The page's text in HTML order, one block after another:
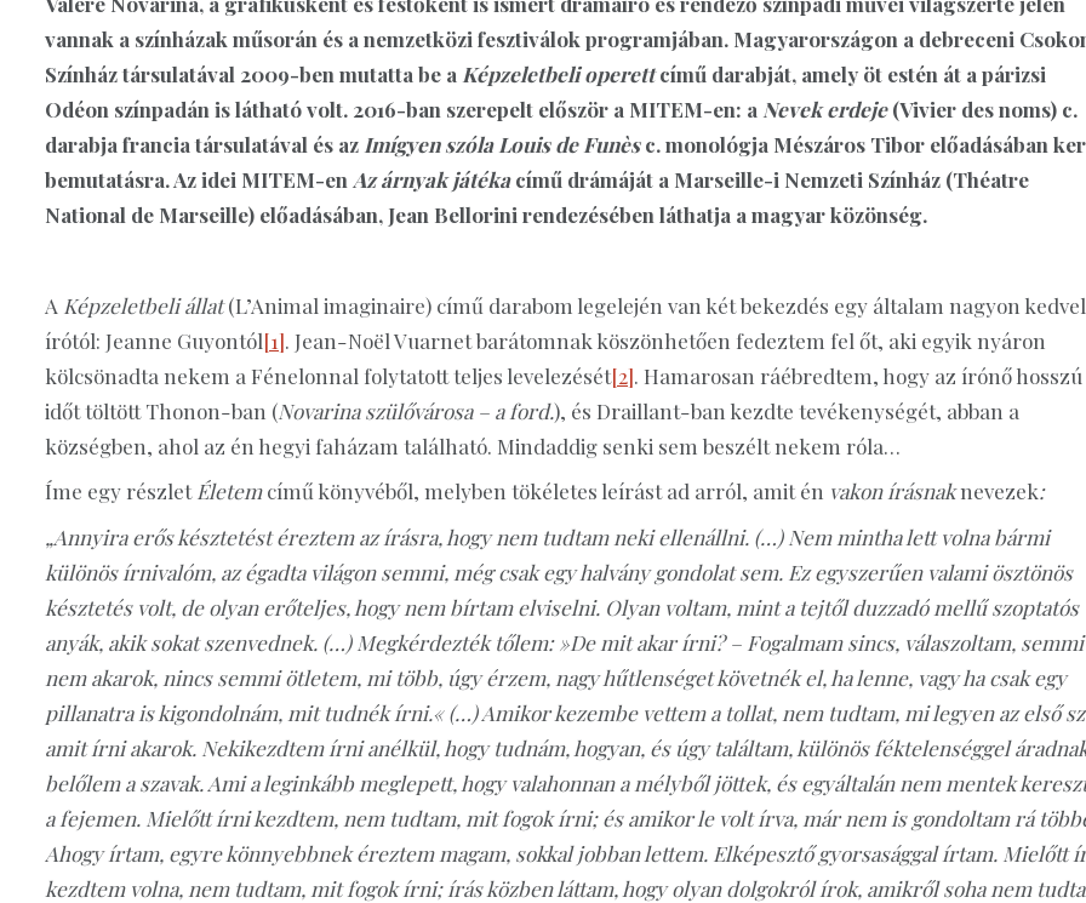
vannak a színházak műsorán és a nemzetközi fesztiválok programjában. Magyarországon a debreceni
Színház társulatával 2009-ben mutatta be a Képzeletbeli operettcímű darabját, amely öt estén át a párizsi
Odéon színpadán is látható volt. 2016-ban szerepelt először a MITEM-en: a Nevek erdeje(Vivier des noms) c.
darabja francia társulatával és az Imígyen szóla Louis de Funèsc. monológja Mészáros Tibor előadásában
bemutatásra. Az idei MITEM-en Az árnyak játékacímű drámáját a Marseille-i Nemzeti Színház (Théatre
National de Marseille) előadásában, Jean Bellorini rendezésében láthatja a magyar közönség.
A Képzeletbeli állat(L’Animal imaginaire) című darabom legelején van két bekezdés egy általam nagyon
írótól: Jeanne Guyontól[1]. Jean-Noël Vuarnet barátomnak köszönhetően fedeztem fel őt, aki egyik nyáron
kölcsönadta nekem a Fénelonnal folytatott teljes levelezését[2]. Hamarosan ráébredtem, hogy az írónő hosszú
időt töltött Thonon-ban (Novarina szülővárosa – a ford.), és Draillant-ban kezdte tevékenységét, abban a
községben, ahol az én hegyi faházam található. Mindaddig senki sem beszélt nekem róla…
Íme egy részlet Életemcímű könyvéből, melyben tökéletes leírást ad arról, amit én vakon írásnaknevezek:
„Annyira erős késztetést éreztem az írásra, hogy nem tudtam neki ellenállni. (…) Nem mintha lett volna bármi
különös írnivalóm, az égadta világon semmi, még csak egy halvány gondolat sem. Ez egyszerűen valami ösztönös
késztetés volt, de olyan erőteljes, hogy nem bírtam elviselni. Olyan voltam, mint a tejtől duzzadó mellű szoptatós
anyák, akik sokat szenvednek. (…) Megkérdezték tőlem: »De mit akar írni? – Fogalmam sincs, válaszoltam,
nem akarok, nincs semmi ötletem, mi több, úgy érzem, nagy hűtlenséget követnék el, ha lenne, vagy ha csak egy
pillanatra is kigondolnám, mit tudnék írni.« (…) Amikor kezembe vettem a tollat, nem tudtam, mi legyen az első
amit írni akarok. Nekikezdtem írni anélkül, hogy tudnám, hogyan, és úgy találtam, különös féktelenséggel
belőlem a szavak. Ami a leginkább meglepett, hogy valahonnan a mélyből jöttek, és egyáltalán nem mentek
a fejemen. Mielőtt írni kezdtem, nem tudtam, mit fogok írni; és amikor le volt írva, már nem is gondoltam rá
Ahogy írtam, egyre könnyebbnek éreztem magam, sokkal jobban lettem. Elképesztő gyorsasággal írtam. Mielőtt
kezdtem volna, nem tudtam, mit fogok írni; írás közben láttam, hogy olyan dolgokról írok, amikről soha nem